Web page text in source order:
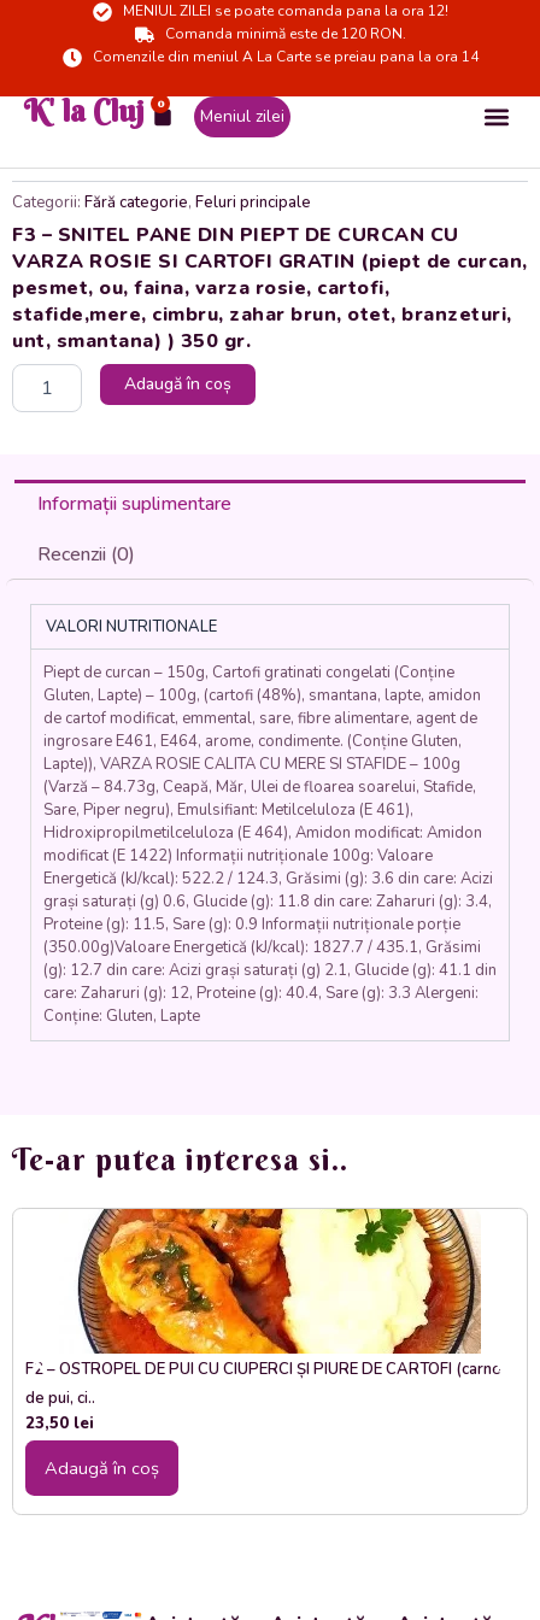
MENIUL ZILEI se poate comanda pana la ora 12!
Comanda minimă este de 120 RON.
Comenzile din meniul A La Carte se preiau pana la ora 14
K' la Cluj 0
Cart Meniul zilei
Categorii: Fără categorie, Feluri principale
F3 – SNITEL PANE DIN PIEPT DE CURCAN CU
VARZA ROSIE SI CARTOFI GRATIN (piept de curcan,
pesmet, ou, faina, varza rosie, cartofi,
stafide,mere, cimbru, zahar brun, otet, branzeturi,
unt, smantana) ) 350 gr.
Cantitate
DIN
CURCAN
VARZA
CARTOFI
GRATIN
(piept
curcan,
pesmet,
faina,
varza
rosie,
cartofi,
stafide,mere,
cimbru,
zahar
brun,
)
350
Adaugă în coș
Informații suplimentare
Recenzii (0)
VALORI NUTRITIONALE
Piept de curcan – 150g, Cartofi gratinati congelati (Conține
Gluten, Lapte) – 100g, (cartofi (48%), smantana, lapte, amidon
de cartof modificat, emmental, sare, fibre alimentare, agent de
ingrosare E461, E464, arome, condimente. (Conține Gluten,
Lapte)), VARZA ROSIE CALITA CU MERE SI STAFIDE – 100g
(Varză – 84.73g, Ceapă, Măr, Ulei de floarea soarelui, Stafide,
Sare, Piper negru), Emulsifiant: Metilceluloza (E 461),
Hidroxipropilmetilceluloza (E 464), Amidon modificat: Amidon
modificat (E 1422) Informații nutriționale 100g: Valoare
Energetică (kJ/kcal): 522.2 / 124.3, Grăsimi (g): 3.6 din care: Acizi
grași saturați (g) 0.6, Glucide (g): 11.8 din care: Zaharuri (g): 3.4,
Proteine (g): 11.5, Sare (g): 0.9 Informații nutriționale porție
(350.00g)Valoare Energetică (kJ/kcal): 1827.7 / 435.1, Grăsimi
(g): 12.7 din care: Acizi grași saturați (g) 2.1, Glucide (g): 41.1 din
care: Zaharuri (g): 12, Proteine (g): 40.4, Sare (g): 3.3 Alergeni:
Conține: Gluten, Lapte
Te-ar putea interesa si..
F2 – OSTROPEL DE PUI CU CIUPERCI ȘI PIURE DE CARTOFI (carne
de pui, ci..
23,50 lei
Adaugă în coș